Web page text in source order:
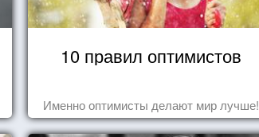
10 правил оптимистов
Именно оптимисты делают мир лучше!